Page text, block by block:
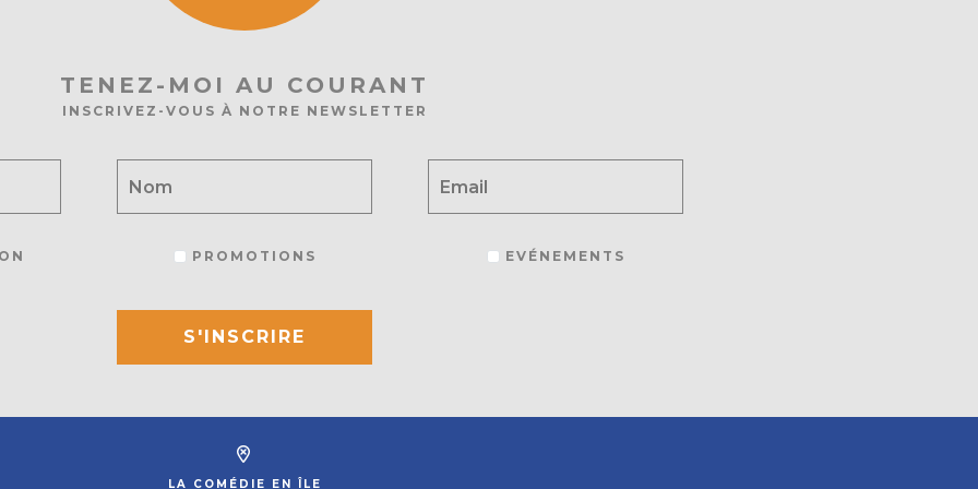
TENEZ-MOI AU COURANT
INSCRIVEZ-VOUS À NOTRE NEWSLETTER
PROMOTIONS EVÉNEMENTS
S'INSCRIRE
LA COMÉDIE EN ÎLE